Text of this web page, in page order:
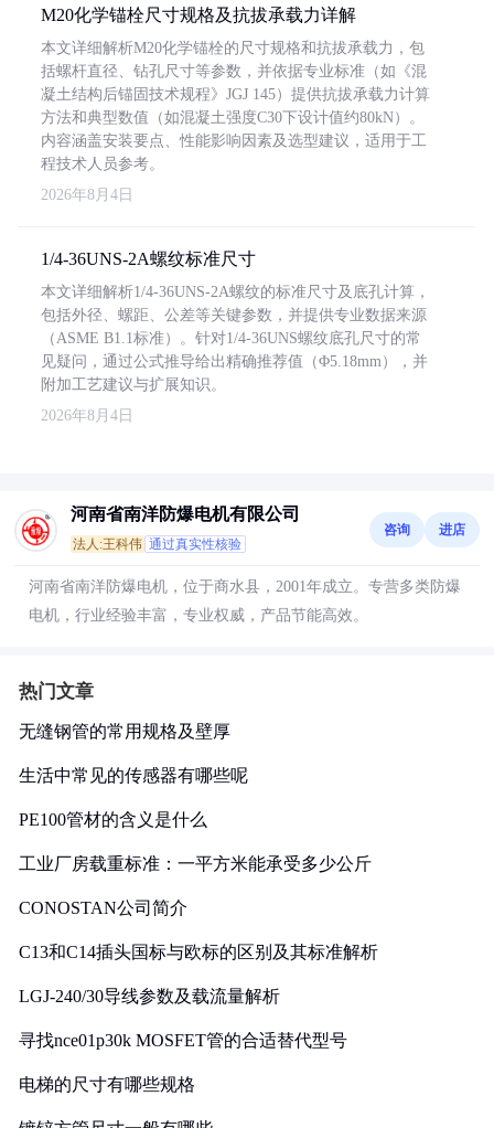
M20化学锚栓尺寸规格及抗拔承载力详解
本文详细解析M20化学锚栓的尺寸规格和抗拔承载力，包
括螺杆直径、钻孔尺寸等参数，并依据专业标准（如《混
凝土结构后锚固技术规程》JGJ 145）提供抗拔承载力计算
方法和典型数值（如混凝土强度C30下设计值约80kN）。
内容涵盖安装要点、性能影响因素及选型建议，适用于工
程技术人员参考。
2026年8月4日
1/4-36UNS-2A螺纹标准尺寸
本文详细解析1/4-36UNS-2A螺纹的标准尺寸及底孔计算，
包括外径、螺距、公差等关键参数，并提供专业数据来源
（ASME B1.1标准）。针对1/4-36UNS螺纹底孔尺寸的常
见疑问，通过公式推导给出精确推荐值（Φ5.18mm），并
附加工艺建议与扩展知识。
2026年8月4日
河南省南洋防爆电机有限公司
法人:王科伟 通过真实性核验
咨询 进店
河南省南洋防爆电机，位于商水县，2001年成立。专营多类防爆
电机，行业经验丰富，专业权威，产品节能高效。
热门文章
无缝钢管的常用规格及壁厚
生活中常见的传感器有哪些呢
PE100管材的含义是什么
工业厂房载重标准：一平方米能承受多少公斤
CONOSTAN公司简介
C13和C14插头国标与欧标的区别及其标准解析
LGJ-240/30导线参数及载流量解析
寻找nce01p30k MOSFET管的合适替代型号
电梯的尺寸有哪些规格